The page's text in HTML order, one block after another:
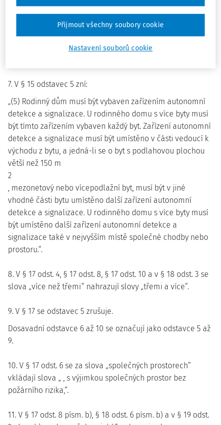
uvedené v příloze č. 1 části 1 bodu 13“.
6. V § 14 se odstavec 2 včetně poznámky pod čarou č. 6
7. V § 15 odstavec 5 zní:
„(5) Rodinný dům musí být vybaven zařízením autonomní
detekce a signalizace. U rodinného domu s více byty musí
být tímto zařízením vybaven každý byt. Zařízení autonomní
detekce a signalizace musí být umístěno v části vedoucí k
východu z bytu, a jedná-li se o byt s podlahovou plochou
větší než 150 m
2
, mezonetový nebo vícepodlažní byt, musí být v jiné
vhodné části bytu umístěno další zařízení autonomní
detekce a signalizace. U rodinného domu s více byty musí
být umístěno další zařízení autonomní detekce a
signalizace také v nejvyšším místě společné chodby nebo
prostoru.“.
8. V § 17 odst. 4, § 17 odst. 8, § 17 odst. 10 a v § 18 odst. 3 se
slova „více než třemi“ nahrazují slovy „třemi a více“.
9. V § 17 se odstavec 5 zrušuje.
Dosavadní odstavce 6 až 10 se označují jako odstavce 5 až
9.
10. V § 17 odst. 6 se za slova „společných prostorech“
vkládají slova „ , s výjimkou společných prostor bez
požárního rizika,“.
11. V § 17 odst. 8 písm. b), § 18 odst. 6 písm. b) a v § 19 odst.
Nastavení souborů cookie
Přijmout všechny soubory cookie